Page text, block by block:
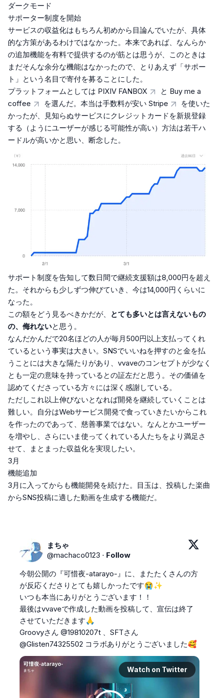
ダークモード
サポーター制度を開始
サービスの収益化はもちろん初めから目論んでいたが、具体
的な方策があるわけではなかった。本来であれば、なんらか
の追加機能を有料で提供するのが筋とは思うが、このときは
まだそんな余分な機能はなかったので、とりあえず「サポー
ト」という名目で寄付を募ることにした。
プラットフォームとしては PIXIV FANBOX と Buy me a
coffee
を選んだ。本当は手数料が安い Stripe
を使いた
かったが、見知らぬサービスにクレジットカードを新規登録
する（ようにユーザーが感じる可能性が高い）方法は若干ハ
ードルが高いかと思い、断念した。
サポート制度を告知して数日間で継続支援額は8,000円を超え
た。それからも少しずつ伸びていき、今は14,000円くらいに
なった。
この額をどう見るべきかだが、
とても多いとは言えないもの
の、侮れないと思う。
なんだかんだで20名ほどの人が毎月500円以上支払ってくれ
ているという事実は大きい。SNSでいいねを押すのと金を払
うことには大きな隔たりがあり、vvaveのコンセプトが少なく
とも一定の意味を持っているとの証左だと思う。その価値を
認めてくださっている方々には深く感謝している。
ただしこれ以上伸びないとなれば開発を継続していくことは
難しい。自分はWebサービス開発で食っていきたいからこれ
を作ったのであって、慈善事業ではない。なんとかユーザー
を増やし、さらにいま使ってくれている人たちをより満足さ
せて、まとまった収益化を実現したい。
3月
機能追加
3月に入ってからも機能開発を続けた。目玉は、投稿した楽曲
からSNS投稿に適した動画を生成する機能だ。
まちゃ
@machaco0123 · Follow
今朝公開の『可惜夜-atarayo-』に、またたくさんの方
が反応くださりとても嬉しかったです😭✨
いつも本当にありがとうございます！！
最後はvvaveで作成した動画を投稿して、宣伝は終了
させていただきます🙏
Groovyさん @19810207t
@Glisten74325502 コラボありがとうございました🥰
Watch on Twitter